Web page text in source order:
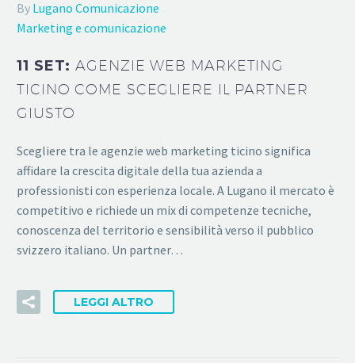
By Lugano Comunicazione
Marketing e comunicazione
11 SET:AGENZIE WEB MARKETING
TICINO COME SCEGLIERE IL PARTNER
GIUSTO
Scegliere tra le agenzie web marketing ticino significa
affidare la crescita digitale della tua azienda a
professionisti con esperienza locale. A Lugano il mercato è
competitivo e richiede un mix di competenze tecniche,
conoscenza del territorio e sensibilità verso il pubblico
svizzero italiano. Un partner…
LEGGI ALTRO